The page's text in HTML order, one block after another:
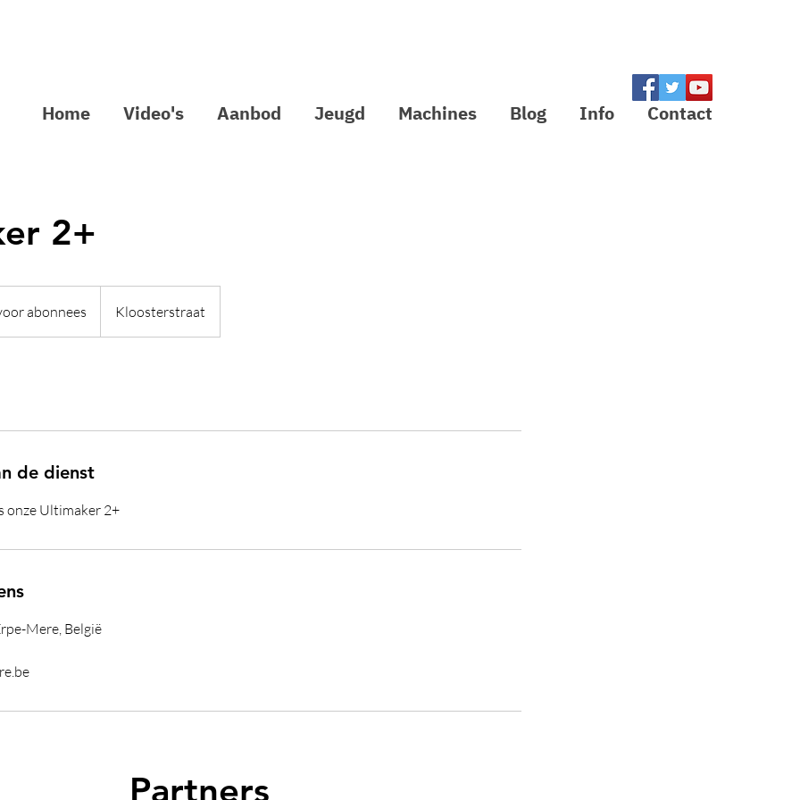
Home Video's Aanbod Jeugd Machines Blog Info Contact
2+
abonnees Kloosterstraat
de dienst
onze Ultimaker 2+
Mere, België
Partners